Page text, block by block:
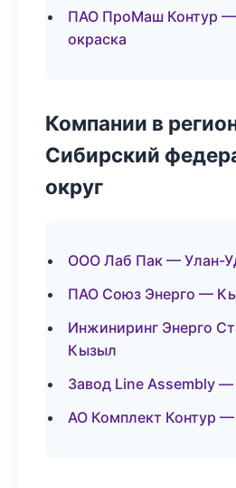
ПАО ПроМаш Контур
окраска
Компании в
Сибирский
округ
ООО Лаб Пак — Улан-
ПАО Союз Энерго —
Инжиниринг Энерго
Кызыл
Завод Line Assembly
АО Комплект Контур